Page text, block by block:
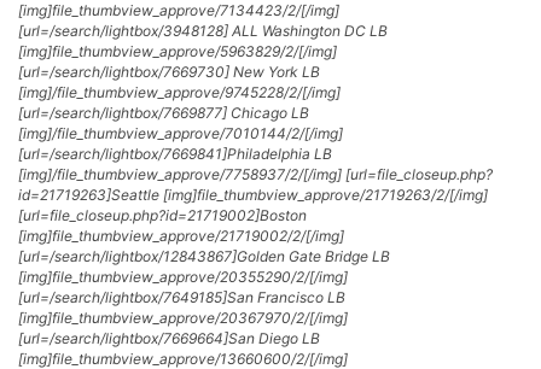
[img]file_thumbview_approve/7134423/2/[/img]
[url=/search/lightbox/3948128] ALL Washington DC LB
[img]file_thumbview_approve/5963829/2/[/img]
[url=/search/lightbox/7669730] New York LB
[img]/file_thumbview_approve/9745228/2/[/img]
[url=/search/lightbox/7669877] Chicago LB
[img]/file_thumbview_approve/7010144/2/[/img]
[url=/search/lightbox/7669841]Philadelphia LB
[img]/file_thumbview_approve/7758937/2/[/img] [url=file_closeup.php?
id=21719263]Seattle [img]file_thumbview_approve/21719263/2/[/img]
[url=file_closeup.php?id=21719002]Boston
[img]file_thumbview_approve/21719002/2/[/img]
[url=/search/lightbox/12843867]Golden Gate Bridge LB
[img]file_thumbview_approve/20355290/2/[/img]
[url=/search/lightbox/7649185]San Francisco LB
[img]file_thumbview_approve/20367970/2/[/img]
[url=/search/lightbox/7669664]San Diego LB
[img]file_thumbview_approve/13660600/2/[/img]